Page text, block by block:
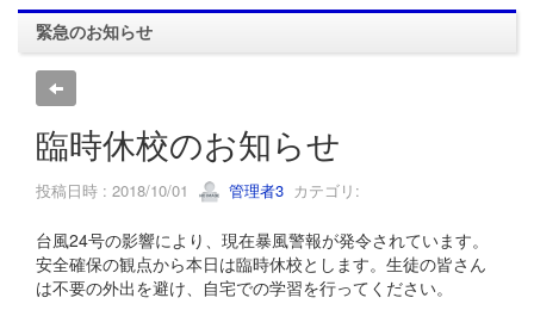
緊急のお知らせ
臨時休校のお知らせ
投稿日時 : 2018/10/01 管理者3 カテゴリ:
台風24号の影響により、現在暴風警報が発令されています。
安全確保の観点から本日は臨時休校とします。生徒の皆さん
は不要の外出を避け、自宅での学習を行ってください。